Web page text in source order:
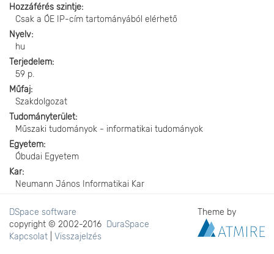
Hozzáférés szintje
Csak a ÓE IP-cím tartományából elérhető
Nyelv
hu
Terjedelem
59 p.
Műfaj
Szakdolgozat
Tudományterület
Műszaki tudományok - informatikai tudományok
Egyetem
Óbudai Egyetem
Kar
Neumann János Informatikai Kar
DSpace software
copyright © 2002-2016 DuraSpace
Kapcsolat
Visszajelzés
Theme by